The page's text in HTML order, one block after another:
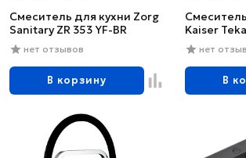
Смеситель для кухни Zorg
Sanitary ZR 353 YF-BR
нет отзывов
В корзину
Kaiser
глянцевый
нет
В